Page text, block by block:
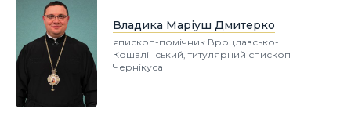
Владика Маріуш Дмитерко
єпископ-помічник Вроцлавсько-
Кошалінський, титулярний єпископ
Чернікуса